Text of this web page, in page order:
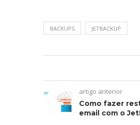
BACKUPS JETBACKUP
artigo anterior
Como fazer
email com o